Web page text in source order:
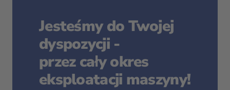
Jesteśmy do Twojej
dyspozycji -
przez cały okres
eksploatacji maszyny!